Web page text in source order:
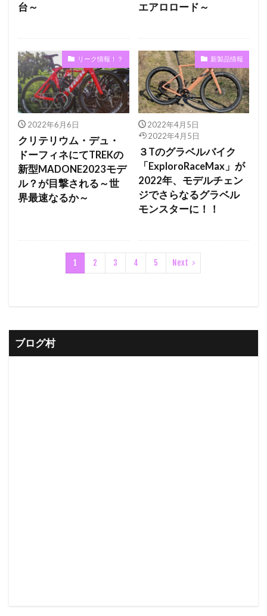
台～
エアロロード～
リーク情報！？
2022年6月6日
クリテリウム・デュ・
ドーフィネにてTREKの
新型MADONE2023モデ
ル？が目撃される～世
界最速なるか～
新製品情報
2022年4月5日
2022年4月5日
３Tのグラベルバイク
「ExploroRaceMax」が
2022年、モデルチェン
ジでさらなるグラベル
モンスターに！！
1 2 3 4 5 Next
ブログ村